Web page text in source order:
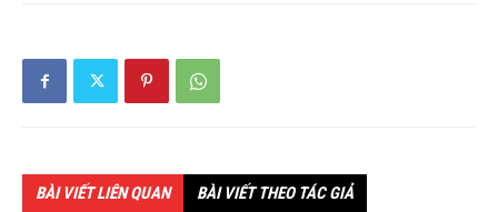
BÀI VIẾT LIÊN QUAN BÀI VIẾT THEO TÁC GIẢ